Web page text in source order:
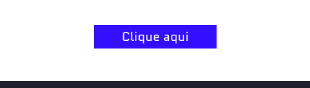
Clique aqui